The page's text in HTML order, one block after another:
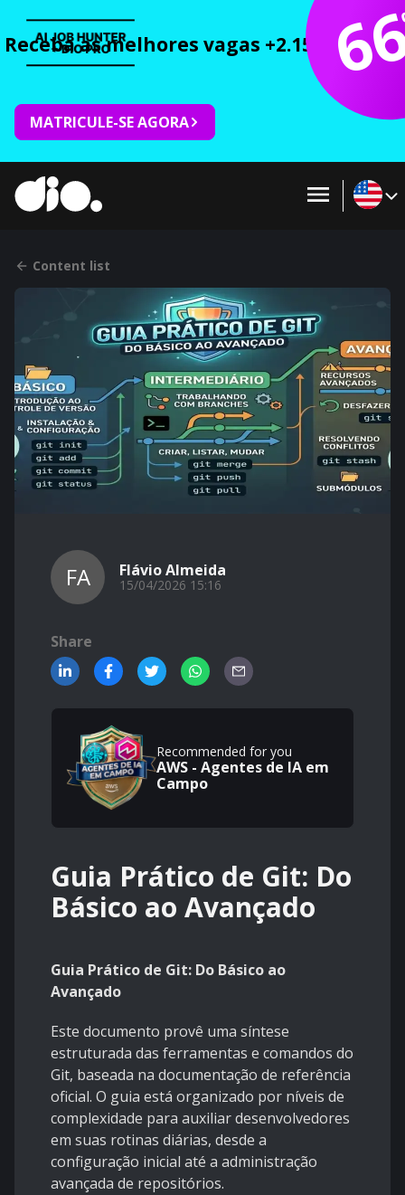
Receba as melhores vagas +2.150 cursos
MATRICULE-SE AGORA
Content list
FA Flávio Almeida
15/04/2026 15:16
Share
Recommended for you
AWS - Agentes de IA em
Campo
Guia Prático de Git: Do
Básico ao Avançado
Guia Prático de Git: Do Básico ao
Avançado
Este documento provê uma síntese
estruturada das ferramentas e comandos do
Git, baseada na documentação de referência
oficial. O guia está organizado por níveis de
complexidade para auxiliar desenvolvedores
em suas rotinas diárias, desde a
configuração inicial até a administração
avançada de repositórios.